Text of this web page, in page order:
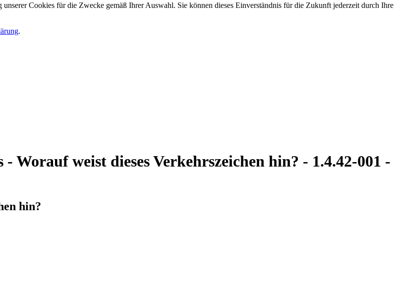
Cookies für die Zwecke gemäß Ihrer Auswahl. Sie können dieses Einverständnis für die Zukunft jederzeit durch Ihre
.
Worauf weist dieses Verkehrszeichen hin? - 1.4.42-001 -
hin?